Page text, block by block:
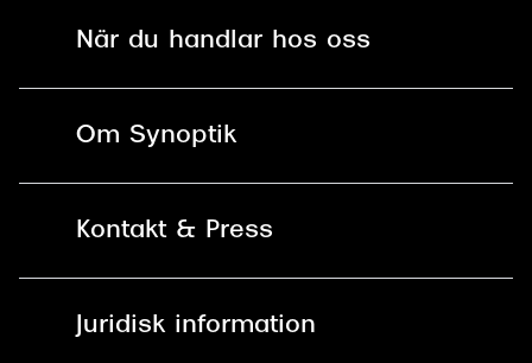
När du handlar hos oss
Betala säkert med Klarna, Swish,
30 dagars öppet köp online
Om Synoptik
Kontakt & Press
Juridisk information